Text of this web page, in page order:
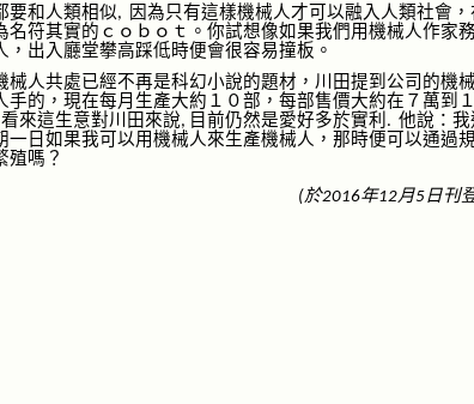
要和人類相似, 因為只有這樣機械人才可以融入人類社會，
名符其實的ｃｏｂｏｔ。你試想像如果我們用機械人作家
，出入廳堂攀高踩低時便會很容易撞板。
械人共處已經不再是科幻小說的題材，川田提到公司的機
手的，現在每月生產大約１０部，每部售價大約在 ７ 萬到
看來這生意對川田來說, 目前仍然是愛好多於實利 . 他說：
一日如果我可以用機械人來生產機械人 ，那時便可以通過
殖嗎？
(於2016年12月5 日刊